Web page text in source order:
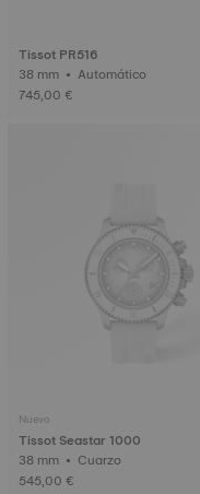
Tissot PR516
38 mm • Automático
745,00 €
Nuevo
Tissot Seastar 1000
38 mm • Cuarzo
545,00 €